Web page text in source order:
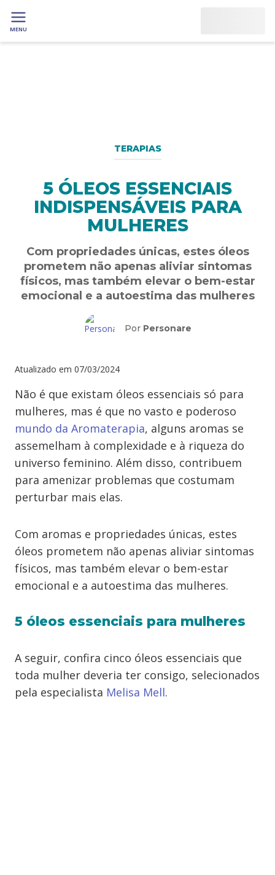
MENU
TERAPIAS
5 ÓLEOS ESSENCIAIS
INDISPENSÁVEIS PARA
MULHERES
Com propriedades únicas, estes óleos
prometem não apenas aliviar sintomas
físicos, mas também elevar o bem-estar
emocional e a autoestima das mulheres
Por Personare
Atualizado em 07/03/2024
Não é que existam óleos essenciais só para
mulheres, mas é que no vasto e poderoso
mundo da Aromaterapia, alguns aromas se
assemelham à complexidade e à riqueza do
universo feminino. Além disso, contribuem
para amenizar problemas que costumam
perturbar mais elas.
Com aromas e propriedades únicas, estes
óleos prometem não apenas aliviar sintomas
físicos, mas também elevar o bem-estar
emocional e a autoestima das mulheres.
5 óleos essenciais para mulheres
A seguir, confira cinco óleos essenciais que
toda mulher deveria ter consigo, selecionados
pela especialista Melisa Mell.